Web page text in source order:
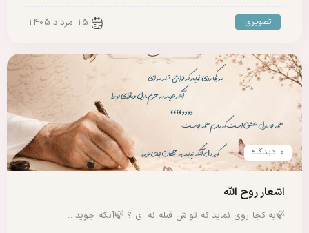
تصویری 15 مرداد 1405
0 دیدگاه
اشعار روح الله
🍃به کجا روی نماید که تواش قبله نه ای ؟ 🍃آنکه جوید…